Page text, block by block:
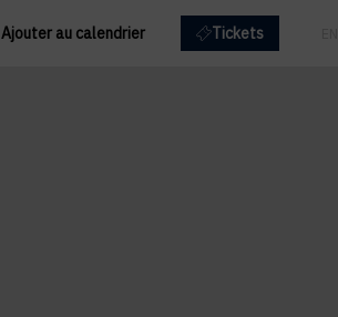
Ajouter au calendrier Tickets